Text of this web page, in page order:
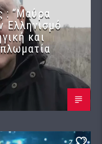
: “Μαύρα
Ελληνισμό
και
2